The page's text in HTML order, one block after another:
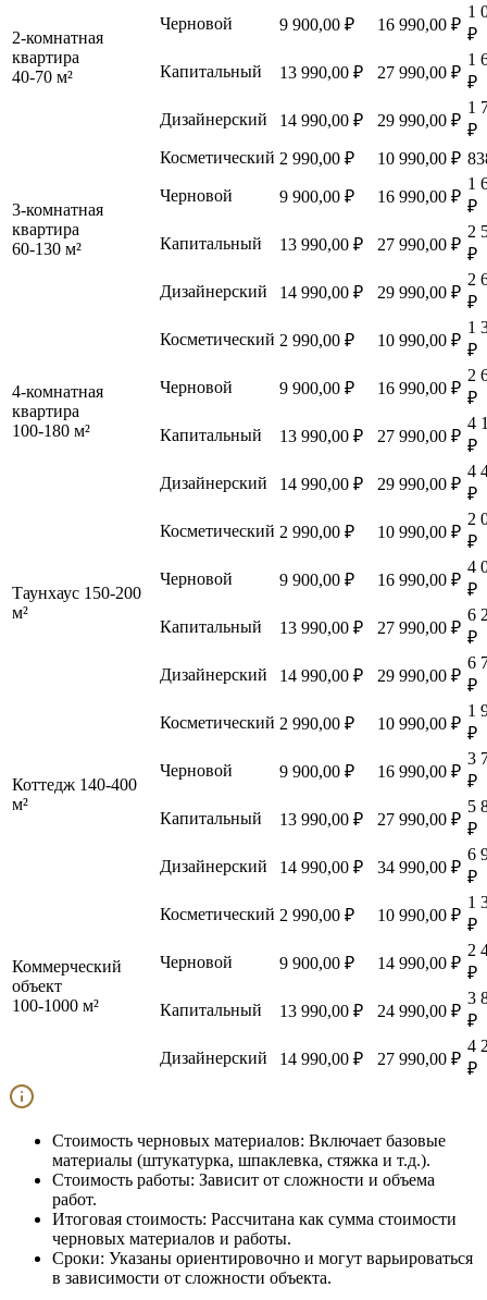
2-комнатная
квартира
40-70 м²
Черновой
9 900,00 ₽ 16 990,00 ₽
1
₽
Капитальный
13 990,00 ₽ 27 990,00 ₽
1
₽
Дизайнерский
14 990,00 ₽ 29 990,00 ₽
1
₽
3-комнатная
квартира
60-130 м²
Косметический 2 990,00 ₽ 10 990,00 ₽
Черновой
9 900,00 ₽ 16 990,00 ₽
1
₽
Капитальный
13 990,00 ₽ 27 990,00 ₽
2
₽
Дизайнерский
14 990,00 ₽ 29 990,00 ₽
2
₽
4-комнатная
квартира
100-180 м²
Косметический 2 990,00 ₽ 10 990,00 ₽
1
₽
Черновой
9 900,00 ₽ 16 990,00 ₽
2
₽
Капитальный
13 990,00 ₽ 27 990,00 ₽
4
₽
Дизайнерский
14 990,00 ₽ 29 990,00 ₽
4
₽
Таунхаус 150-200
м²
Косметический 2 990,00 ₽ 10 990,00 ₽
2
₽
Черновой
9 900,00 ₽ 16 990,00 ₽
4
₽
Капитальный
13 990,00 ₽ 27 990,00 ₽
6
₽
Дизайнерский
14 990,00 ₽ 29 990,00 ₽
6
₽
Коттедж 140-400
м²
Косметический 2 990,00 ₽ 10 990,00 ₽
1
₽
Черновой
9 900,00 ₽ 16 990,00 ₽
3
₽
Капитальный
13 990,00 ₽ 27 990,00 ₽
5
₽
Дизайнерский
14 990,00 ₽ 34 990,00 ₽
6
₽
Коммерческий
объект
100-1000 м²
Косметический 2 990,00 ₽ 10 990,00 ₽
1
₽
Черновой
9 900,00 ₽ 14 990,00 ₽
2
₽
Капитальный
13 990,00 ₽ 24 990,00 ₽
3
₽
Дизайнерский
14 990,00 ₽ 27 990,00 ₽
4
₽
Стоимость черновых материалов: Включает базовые
материалы (штукатурка, шпаклевка, стяжка и т.д.).
Стоимость работы: Зависит от сложности и объема
работ.
Итоговая стоимость: Рассчитана как сумма стоимости
черновых материалов и работы.
Сроки: Указаны ориентировочно и могут варьироваться
в зависимости от сложности объекта.